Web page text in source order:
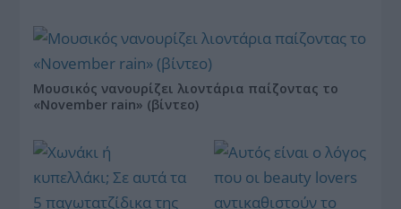
Μουσικός νανουρίζει λιοντάρια παίζοντας το
«November rain» (βίντεο)